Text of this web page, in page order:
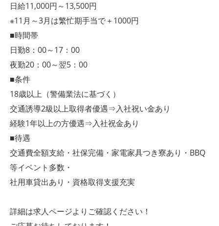
日給11,000円～13,500円
※11月～3月は繁忙期手当で＋1000円
■時間帯
日勤8：00～17：00
夜勤20：00～翌5：00
■条件
18歳以上（警備業法に基づく）
交通誘導2級以上取得者優遇⇒入社祝い金あり
経験1年以上の方優遇⇒入社祝金あり
■待遇
交通費全額支給・社保完備・家電家具つき寮あり・BBQ
等イベント多数・
社用車貸出あり・資格取得支援充実
詳細は求人ページよりご確認ください！